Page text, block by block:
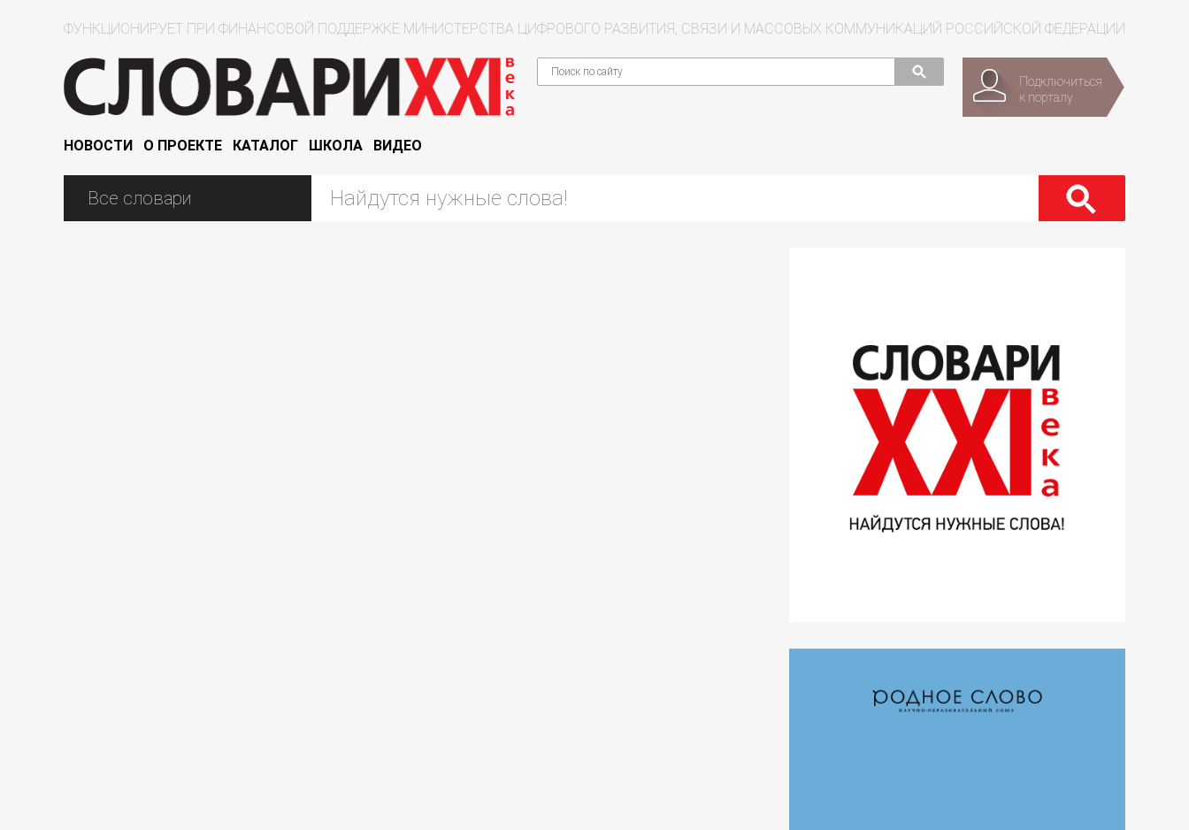
ФУНКЦИОНИРУЕТ ПРИ ФИНАНСОВОЙ ПОДДЕРЖКЕ МИНИСТЕРСТВА ЦИФРОВОГО РАЗВИТИЯ, СВЯЗИ И МАССОВЫХ КОММУНИКАЦИЙ РОССИЙСКОЙ ФЕДЕРАЦИИ
Подключиться
к порталу
НОВОСТИ О ПРОЕКТЕ КАТАЛОГ ШКОЛА ВИДЕО